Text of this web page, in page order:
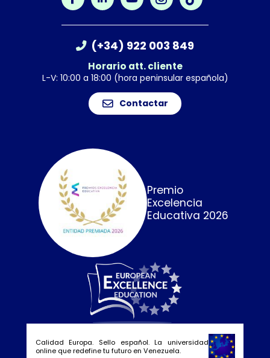
(+34) 922 003 849
Horario att. cliente
L-V: 10:00 a 18:00 (hora peninsular española)
Contactar
Premio
Excelencia
Educativa 2026
Calidad Europa. Sello español. La universidad
online que redefine tu futuro en Venezuela.